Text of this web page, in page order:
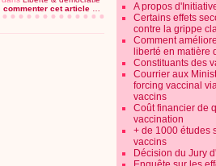
commenter cet article …
A propos
Certains effets
contre la grippe
Comment
liberté en matière
Constituants des
Courrier aux
forcing vaccinal
vaccins
Coût financier de
vaccination
+ de 1000 études
vaccins
Décision du Jury